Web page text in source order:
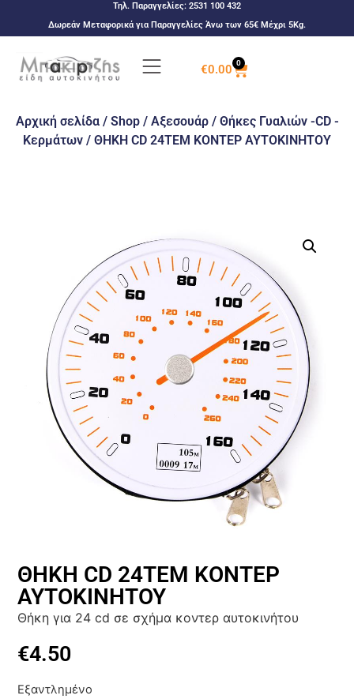
Τηλ. Παραγγελίες: 2531 100 432
Δωρεάν Μεταφορικά για Παραγγελίες Άνω των 65€ Μέχρι 5Kg.
€0.00 0
Αρχική σελίδα/ Shop/ Αξεσουάρ/ Θήκες Γυαλιών -CD -
Κερμάτων / ΘΗΚΗ CD 24ΤΕΜ ΚΟΝΤΕΡ ΑΥΤΟΚΙΝΗΤΟΥ
ΘΗΚΗ CD 24ΤΕΜ ΚΟΝΤΕΡ
ΑΥΤΟΚΙΝΗΤΟΥ
Θήκη για 24 cd σε σχήμα κοντερ αυτοκινήτου
€4.50
Εξαντλημένο